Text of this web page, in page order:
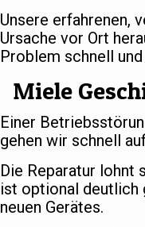
Unsere erfahrenen,
Ursache vor Ort
Problem schnell
Miele
Einer
gehen wir schnell
Die Reparatur lohnt
ist optional deutlich
neuen Gerätes.